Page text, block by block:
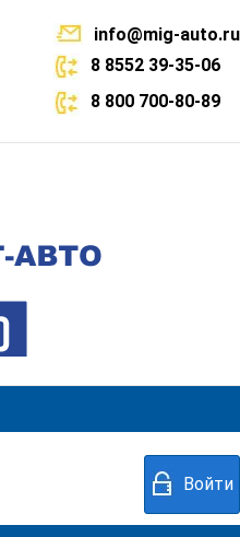
info@mig-auto.ru
8 8552 39-35-06
8 800 700-80-89
Войти